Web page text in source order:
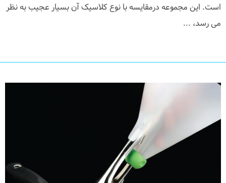
است. این مجموعه درمقایسه با نوع کلاسیک آن بسیار عجیب به نظر
می رسد، ...